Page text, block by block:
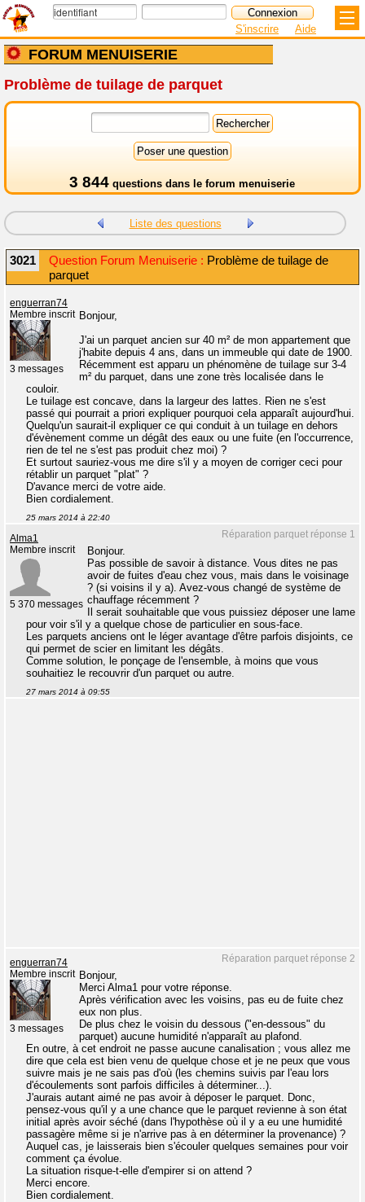
FORUM MENUISERIE
S'inscrire Aide
Problème de tuilage de parquet
3 844 questions dans le forum menuiserie
Liste des questions
3021 Question Forum Menuiserie : Problème de tuilage de
parquet
enguerran74
Membre inscrit
3 messages
Bonjour,
J'ai un parquet ancien sur 40 m² de mon appartement que
j'habite depuis 4 ans, dans un immeuble qui date de 1900.
Récemment est apparu un phénomène de tuilage sur 3-4
m² du parquet, dans une zone très localisée dans le
couloir.
Le tuilage est concave, dans la largeur des lattes. Rien ne s'est
passé qui pourrait a priori expliquer pourquoi cela apparaît aujourd'hui.
Quelqu'un saurait-il expliquer ce qui conduit à un tuilage en dehors
d'évènement comme un dégât des eaux ou une fuite (en l'occurrence,
rien de tel ne s'est pas produit chez moi) ?
Et surtout sauriez-vous me dire s'il y a moyen de corriger ceci pour
rétablir un parquet "plat" ?
D'avance merci de votre aide.
Bien cordialement.
25 mars 2014 à 22:40
Réparation parquet réponse 1
Alma1
Membre inscrit
5 370 messages
Bonjour.
Pas possible de savoir à distance. Vous dites ne pas
avoir de fuites d'eau chez vous, mais dans le voisinage
? (si voisins il y a). Avez-vous changé de système de
chauffage récemment ?
Il serait souhaitable que vous puissiez déposer une lame
pour voir s'il y a quelque chose de particulier en sous-face.
Les parquets anciens ont le léger avantage d'être parfois disjoints, ce
qui permet de scier en limitant les dégâts.
Comme solution, le ponçage de l'ensemble, à moins que vous
souhaitiez le recouvrir d'un parquet ou autre.
27 mars 2014 à 09:55
Réparation parquet réponse 2
enguerran74
Membre inscrit
3 messages
Bonjour,
Merci Alma1 pour votre réponse.
Après vérification avec les voisins, pas eu de fuite chez
eux non plus.
De plus chez le voisin du dessous ("en-dessous" du
parquet) aucune humidité n'apparaît au plafond.
En outre, à cet endroit ne passe aucune canalisation ; vous allez me
dire que cela est bien venu de quelque chose et je ne peux que vous
suivre mais je ne sais pas d'où (les chemins suivis par l'eau lors
d'écoulements sont parfois difficiles à déterminer...).
J'aurais autant aimé ne pas avoir à déposer le parquet. Donc,
pensez-vous qu'il y a une chance que le parquet revienne à son état
initial après avoir séché (dans l'hypothèse où il y a eu une humidité
passagère même si je n'arrive pas à en déterminer la provenance) ?
Auquel cas, je laisserais bien s'écouler quelques semaines pour voir
comment ça évolue.
La situation risque-t-elle d'empirer si on attend ?
Merci encore.
Bien cordialement.